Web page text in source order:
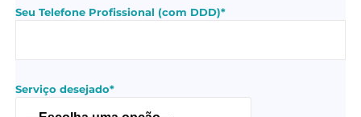
Seu Telefone Profissional (com DDD)*
Serviço desejado*